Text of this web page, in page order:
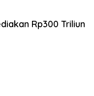
Rp300 Triliun